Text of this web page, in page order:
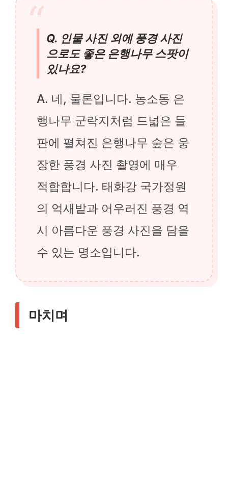
Q. 인물 사진 외에 풍경 사진
으로도 좋은 은행나무 스팟이
있나요?
A. 네, 물론입니다. 농소동 은
행나무 군락지처럼 드넓은 들
판에 펼쳐진 은행나무 숲은 웅
장한 풍경 사진 촬영에 매우
적합합니다. 태화강 국가정원
의 억새밭과 어우러진 풍경 역
시 아름다운 풍경 사진을 담을
수 있는 명소입니다.
마치며